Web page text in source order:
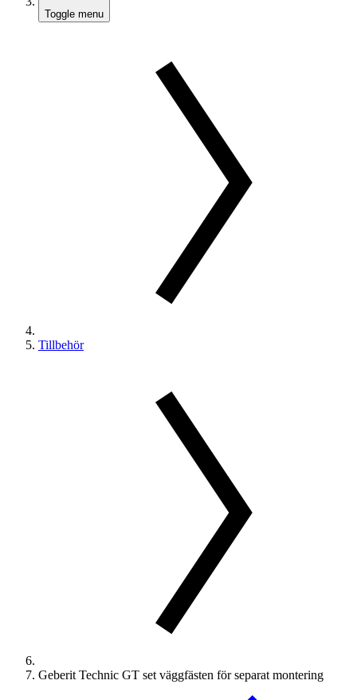
Toggle menu
Tillbehör
Geberit Technic GT set väggfästen för separat montering